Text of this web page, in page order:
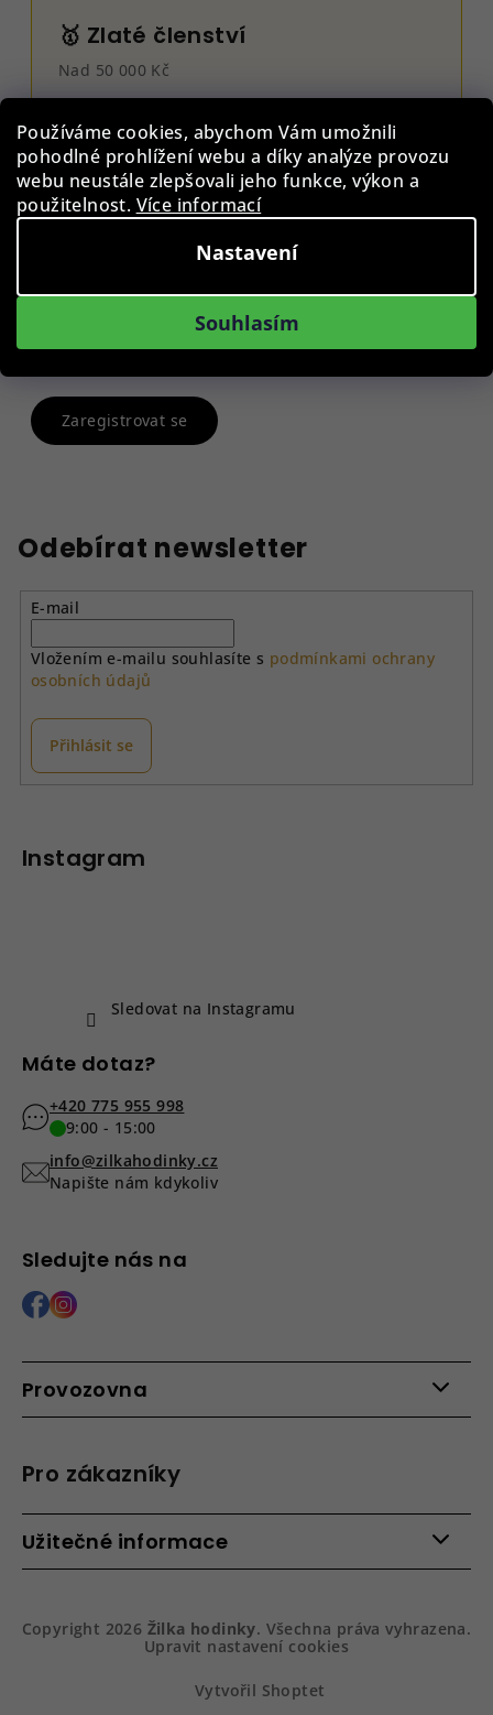
Používáme cookies, abychom Vám umožnili
pohodlné prohlížení webu a díky analýze provozu
webu neustále zlepšovali jeho funkce, výkon a
použitelnost. Více informací
Nastavení
Souhlasím
🥇 Zlaté členství
Nad 50 000 Kč
Výměna baterie:do 36 měsíců
Vrácení zboží: 6 měsíců
Sleva: 10 %
Poznámka:Sleva se vztahuje pouze na nezlevněné
zboží. Maximální možná sleva pro značky
Zaregistrovat se
Odebírat newsletter
E-mail
Vložením e-mailu souhlasíte s podmínkami ochrany
osobních údajů
Přihlásit se
Pro zákazníky
Věrnostní program
Obchodní podmínky
Vrácení a reklamace
Podmínky ochrany osobních údajů
Instagram
Sledovat na Instagramu
Máte dotaz?
+420 775 955 998
9:00 - 15:00
info@zilkahodinky.cz
Napište nám kdykoliv
Sledujte nás na
Provozovna
Roháčova 639, 390 02 Tábor
Užitečné informace
Dárkové balení hodinek
Na prvním místě služby
Copyright 2026 Žilka hodinky. Všechna práva vyhrazena.
Upravit nastavení cookies
Vytvořil Shoptet